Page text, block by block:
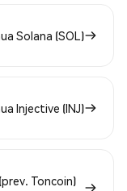
Solana (SOL)
Injective (INJ)
Toncoin)